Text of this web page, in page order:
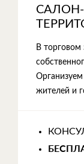
В торговом
жителей и